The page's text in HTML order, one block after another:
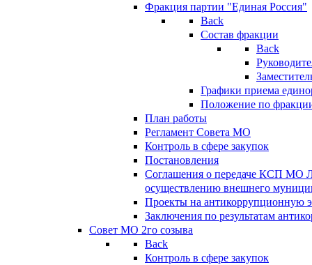
Фракция партии "Единая Россия"
Back
Состав фракции
Back
Графики приема
Положение по
План работы
Регламент Совета МО
Контроль в сфере закупок
Постановления
Соглашения о передаче КСП МО
осуществлению внешнего
Проекты на антикоррупционную
Заключения по результатам
Совет МО 2го созыва
Back
Контроль в сфере закупок